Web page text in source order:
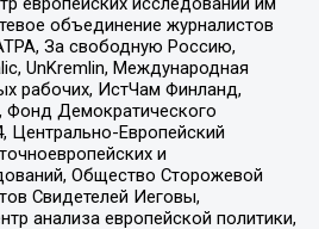
объединение журналистов
За свободную Россию,
UnKremlin, Международная
рабочих, ИстЧам Финланд,
Фонд Демократического
Центрально-Европейский
и
Общество Сторожевой
Свидетелей Иеговы,
анализа европейской политики,